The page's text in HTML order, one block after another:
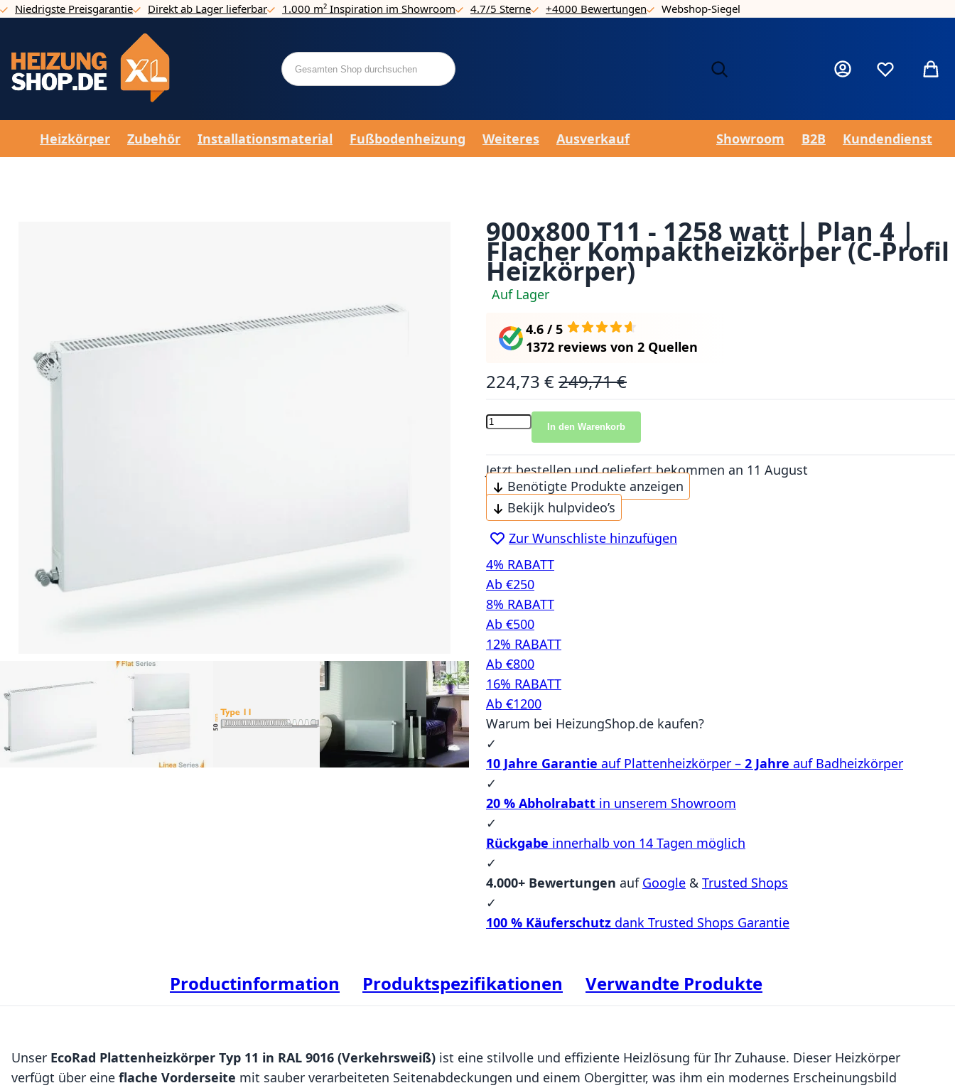
Direkt zum Inhalt
Niedrigste Preisgarantie Direkt ab Lager lieferbar 1.000 m² Inspiration im Showroom 4.7/5 Sterne +4000 Bewertungen Webshop-Siegel
Mein KontoWunschzettel
Mein
Heizkörper Zubehör Installationsmaterial Fußbodenheizung Weiteres Ausverkauf Showroom B2B Kundendienst
900x800 T11 - 1258 watt | Plan 4 |
Flacher Kompaktheizkörper (C-Profil
Heizkörper)
Auf Lager
4.6 / 5
1372 reviews von 2 Quellen
Sonderangebot
224,73 € Normalpreis
249,71 €
In den Warenkorb
Jetzt bestellen und geliefert bekommen an 11 August
Benötigte Produkte anzeigen
Bekijk hulpvideo’s
Zur Wunschliste hinzufügen
4% RABATT
Ab €250
8% RABATT
Ab €500
12% RABATT
Ab €800
16% RABATT
Ab €1200
Warum bei HeizungShop.de kaufen?
✓
10 Jahre Garantie auf Plattenheizkörper – 2 Jahre auf Badheizkörper
✓
20 % Abholrabatt in unserem Showroom
✓
Rückgabe innerhalb von 14 Tagen möglich
✓
4.000+ Bewertungen auf Google & Trusted Shops
✓
100 % Käuferschutz dank Trusted Shops Garantie
Productinformation
Unser EcoRad Plattenheizkörper Typ 11 in RAL 9016 (Verkehrsweiß) ist eine stilvolle und effiziente Heizlösung für Ihr Zuhause. Dieser Heizkörper
verfügt über eine flache Vorderseite mit sauber verarbeiteten Seitenabdeckungen und einem Obergitter, was ihm ein modernes Erscheinungsbild
Produktspezifikationen Verwandte Produkte